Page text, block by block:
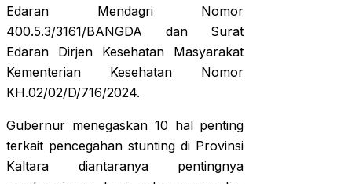
Edaran Mendagri Nomor
400.5.3/3161/BANGDA dan Surat
Edaran Dirjen Kesehatan Masyarakat
Kementerian Kesehatan Nomor
KH.02/02/D/716/2024.
Gubernur menegaskan 10 hal penting
terkait pencegahan stunting di Provinsi
Kaltara diantaranya pentingnya